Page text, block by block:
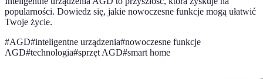
popularności. Dowiedz się, jakie nowoczesne funkcje mogą ułatwić
Twoje życie.
#AGD#inteligentne urządzenia#nowoczesne funkcje
AGD#technologia#sprzęt AGD#smart home